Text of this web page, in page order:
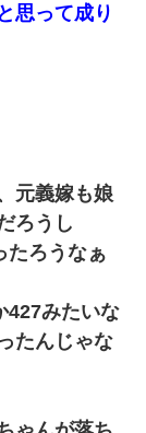
→修学旅行に来
後…
彫れ」 → 結果…
しまくった結
した結果
思って成り
元義嫁も娘
ろうし
たろうなぁ
427みたいな
たんじゃな